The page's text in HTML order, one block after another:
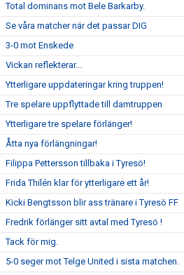
Total dominans mot Bele Barkarby.
Se våra matcher när det passar DIG
3-0 mot Enskede
Vickan reflekterar...
Ytterligare uppdateringar kring truppen!
Tre spelare uppflyttade till damtruppen
Ytterligare tre spelare förlänger!
Åtta nya förlängningar!
Filippa Pettersson tillbaka i Tyresö!
Frida Thilén klar för ytterligare ett år!
Kicki Bengtsson blir ass tränare i Tyresö FF
Fredrik förlänger sitt avtal med Tyresö !
Tack för mig.
5-0 seger mot Telge United i sista matchen.